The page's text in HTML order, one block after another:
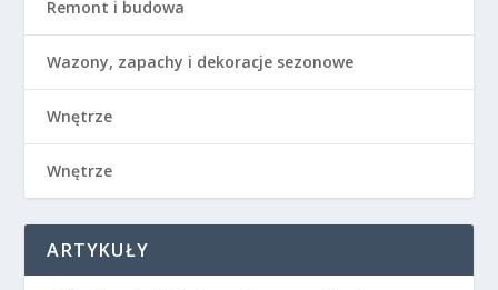
Remont i budowa
Wazony, zapachy i dekoracje sezonowe
Wnętrze
Wnętrze
ARTYKUŁY